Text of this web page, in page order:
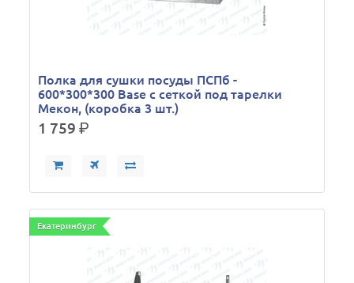
Полка для сушки посуды ПСПб -
600*300*300 Base с сеткой под тарелки
Мекон, (коробка 3 шт.)
1 759р.
Екатеринбург